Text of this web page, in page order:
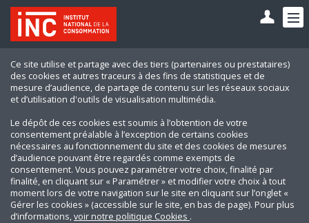
Ce site utilise et partage avec des tiers (partenaires ou prestataires)
des cookies et autres traceurs à des fins de statistiques et de
mesure d’audience, de partage de contenu sur les réseaux sociaux
et d’utilisation d'outils de visualisation multimédia.
Le dépôt de ces cookies est soumis à l’obtention de votre
consentement préalable à l’exception de certains cookies
nécessaires au fonctionnement du site et des cookies de mesures
d’audience pouvant être regardés comme exempts de
consentement. Vous pouvez paramétrer votre choix, finalité par
finalité, en cliquant sur « Paramétrer » et modifier votre choix à tout
moment lors de votre navigation sur le site en cliquant sur l’onglet «
Gérer les cookies » (accessible sur le site, en bas de page). Pour plus
d’informations,voir notre politique Cookies .